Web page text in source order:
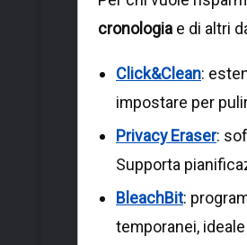
cronologia e di altri
Click&Clean:
impostare per
Privacy Eraser:
Supporta
BleachBit:
temporanei,